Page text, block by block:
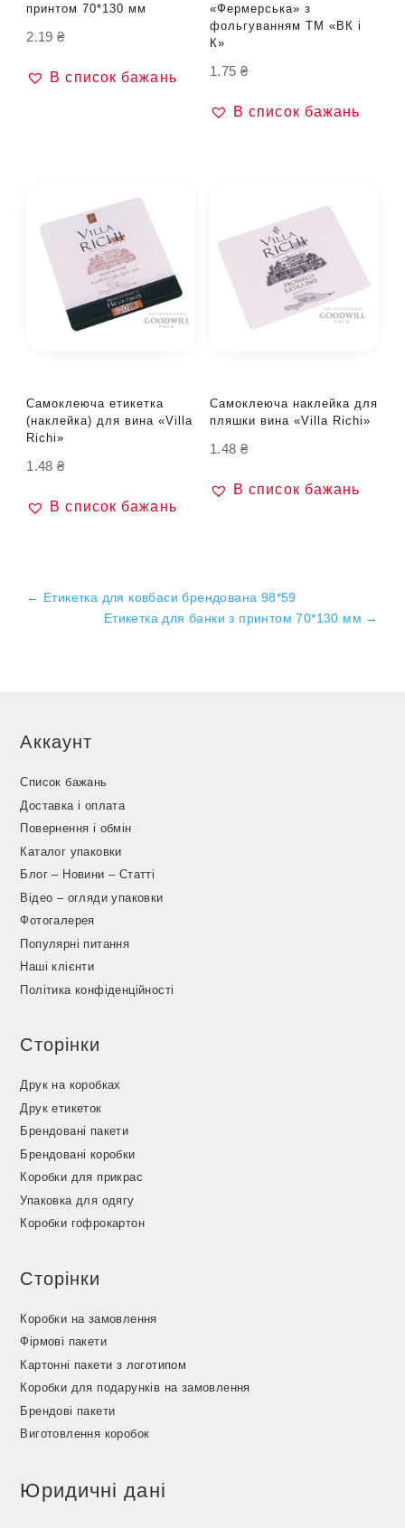
принтом 70*130 мм
2.19₴
В список бажань
«Фермерська» з
фольгуванням ТМ «ВК і
К»
1.75 ₴
В список бажань
Самоклеюча етикетка
(наклейка) для вина «Villa
Richi»
1.48₴
В список бажань
Самоклеюча наклейка для
пляшки вина «Villa Richi»
1.48 ₴
В список бажань
← Етикетка для ковбаси брендована 98*59
Етикетка для банки з принтом 70*130 мм →
Аккаунт
Список бажань
Доставка і оплата
Повернення і обмін
Каталог упаковки
Блог – Новини – Статті
Відео – огляди упаковки
Фотогалерея
Популярні питання
Наші клієнти
Політика конфіденційності
Сторінки
Друк на коробках
Друк етикеток
Брендовані пакети
Брендовані коробки
Коробки для прикрас
Упаковка для одягу
Коробки гофрокартон
Сторінки
Коробки на замовлення
Фірмові пакети
Картонні пакети з логотипом
Коробки для подарунків на замовлення
Брендові пакети
Виготовлення коробок
Юридичні дані